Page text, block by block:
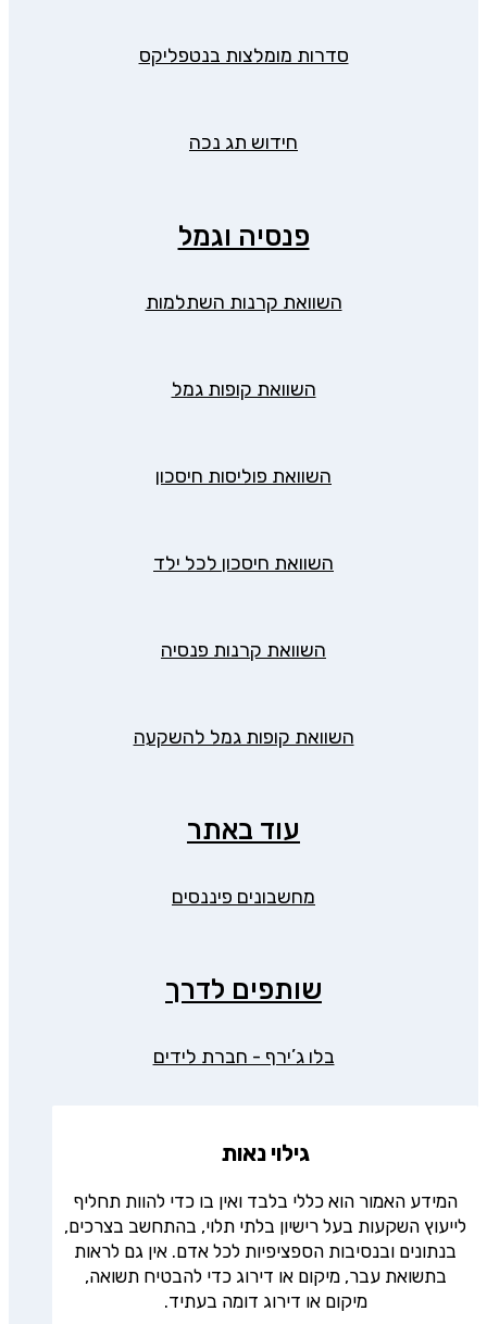
סדרות מומלצות בנטפליקס
חידוש תג נכה
פנסיה וגמל
השוואת קרנות השתלמות
השוואת קופות גמל
השוואת פוליסות חיסכון
השוואת חיסכון לכל ילד
השוואת קרנות פנסיה
השוואת קופות גמל להשקעה
עוד באתר
מחשבונים פיננסים
שותפים לדרך
בלו ג’ירף - חברת לידים
גילוי נאות
המידע האמור הוא כללי בלבד ואין בו כדי להוות תחליף
לייעוץ השקעות בעל רישיון בלתי תלוי, בהתחשב בצרכים,
בנתונים ובנסיבות הספציפיות לכל אדם. אין גם לראות
בתשואת עבר, מיקום או דירוג כדי להבטיח תשואה,
מיקום או דירוג דומה בעתיד.